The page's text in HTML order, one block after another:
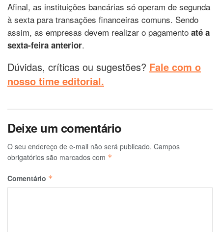
Afinal, as instituições bancárias só operam de segunda
à sexta para transações financeiras comuns. Sendo
assim, as empresas devem realizar o pagamento até a
sexta-feira anterior.
Dúvidas, críticas ou sugestões? Fale com o
nosso time editorial.
Deixe um comentário
O seu endereço de e-mail não será publicado. Campos
obrigatórios são marcados com *
Comentário *